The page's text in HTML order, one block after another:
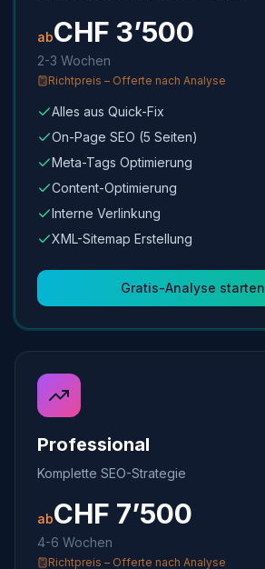
abCHF 3’500
2-3 Wochen
Richtpreis – Offerte nach Analyse
Alles aus Quick-Fix
On-Page SEO (5 Seiten)
Meta-Tags Optimierung
Content-Optimierung
Interne Verlinkung
XML-Sitemap Erstellung
Gratis-Analyse starten
Professional
Komplette SEO-Strategie
abCHF 7’500
4-6 Wochen
Richtpreis – Offerte nach Analyse